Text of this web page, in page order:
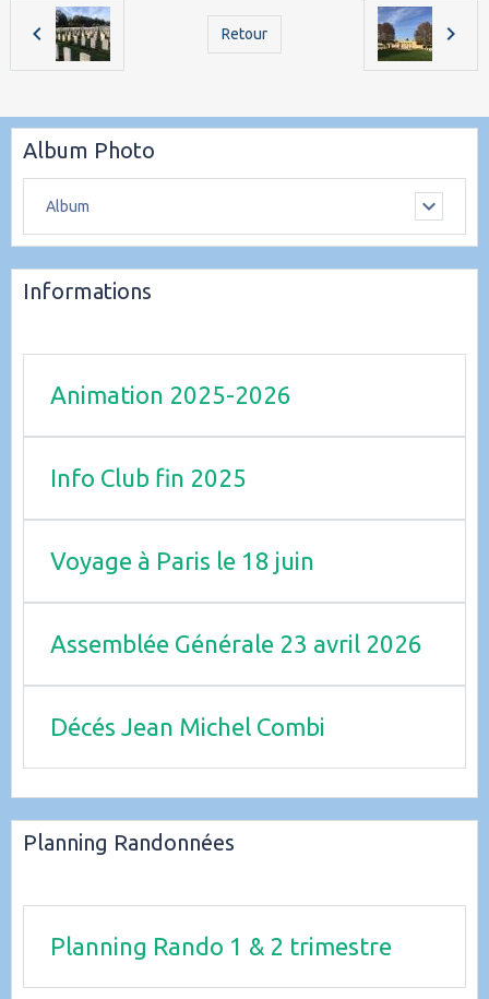
Retour
Album Photo
Album
Informations
Animation 2025-2026
Info Club fin 2025
Voyage à Paris le 18 juin
Assemblée Générale 23 avril 2026
Décés Jean Michel Combi
Planning Randonnées
Planning Rando 1 & 2 trimestre